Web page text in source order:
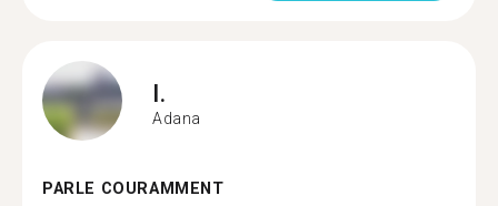
I.
Adana
PARLE COURAMMENT